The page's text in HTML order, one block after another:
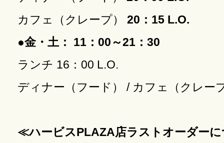
カフェ（クレープ） 20：15 L.O.
●金・土： 11：00～21：30
ランチ 16：00 L.O.
ディナー（フード） / カフェ（クレー
≪ハービスPLAZA店ラストオーダー